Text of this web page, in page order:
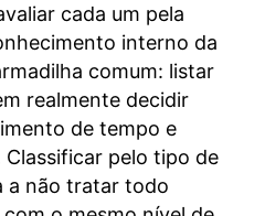
cada um pela
interno da
comum: listar
realmente decidir
de tempo e
pelo tipo de
a não tratar todo